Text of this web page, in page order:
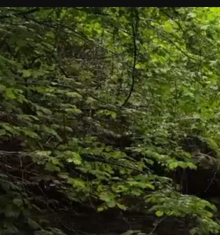
support@24h.tv
Пользовательское соглашение
Установить на ТВ